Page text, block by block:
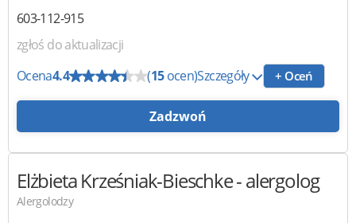
603-112-915
zgłoś do aktualizacji
Ocena4.4 (15ocen)Szczegóły + Oceń
Zadzwoń
Elżbieta Krześniak-Bieschke- alergolog
Alergolodzy